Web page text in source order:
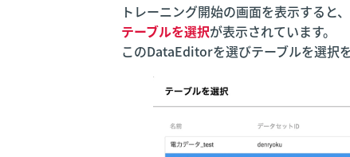
トレーニング開始の画面を表示すると
テーブルを選択が表示されています。
このDataEditorを選びテーブルを選択